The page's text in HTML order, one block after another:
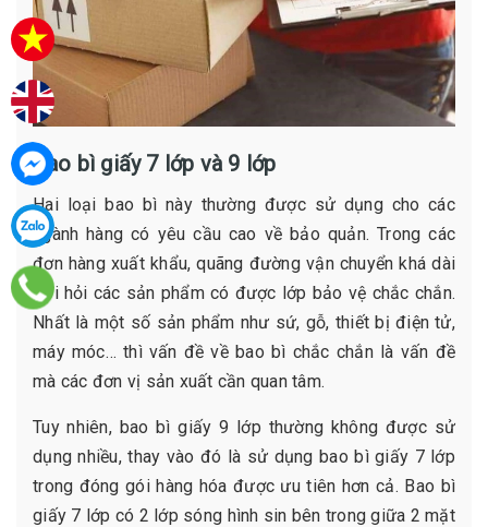
Bao bì giấy 7 lớp và 9 lớp
Hai loại bao bì này thường được sử dụng cho các
ngành hàng có yêu cầu cao về bảo quản. Trong các
đơn hàng xuất khẩu, quãng đường vận chuyển khá dài
đòi hỏi các sản phẩm có được lớp bảo vệ chắc chắn.
Nhất là một số sản phẩm như sứ, gỗ, thiết bị điện tử,
máy móc… thì vấn đề về bao bì chắc chắn là vấn đề
mà các đơn vị sản xuất cần quan tâm.
Tuy nhiên, bao bì giấy 9 lớp thường không được sử
dụng nhiều, thay vào đó là sử dụng bao bì giấy 7 lớp
trong đóng gói hàng hóa được ưu tiên hơn cả. Bao bì
giấy 7 lớp có 2 lớp sóng hình sin bên trong giữa 2 mặt